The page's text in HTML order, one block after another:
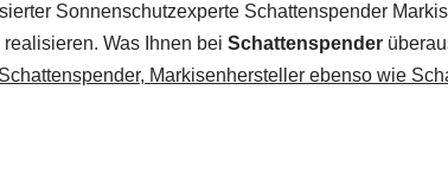
Sonnenschutzexperte Schattenspender
Was Ihnen bei Schattenspender
Schattenspender, Markisenhersteller ebenso wie